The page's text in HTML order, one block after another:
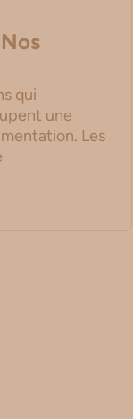
qui
une
Les